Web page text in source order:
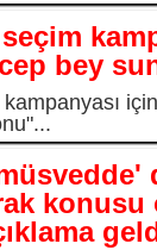
bey
için
konusu